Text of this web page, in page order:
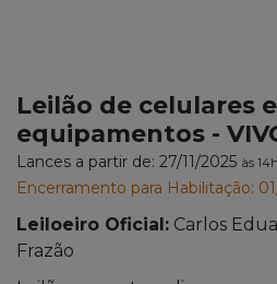
Leilão de celulares e
equipamentos -
Lances a partir de: 27/11/2025 às
Encerramento para Habilitação:
Leiloeiro Oficial: Carlos
Frazão